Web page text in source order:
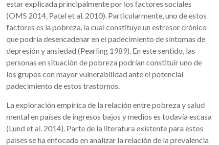
estar explicada principalmente por los factores sociales
(OMS 2014, Patel et al. 2010). Particularmente, uno de estos
factores es la pobreza, la cual constituye un estresor crónico
que podría desencadenar en el padecimiento de síntomas de
depresión y ansiedad (Pearling 1989). En este sentido, las
personas en situación de pobreza podrían constituir uno de
los grupos con mayor vulnerabilidad ante el potencial
padecimiento de estos trastornos.
La exploración empírica de la relación entre pobreza y salud
mental en países de ingresos bajos y medios es todavía escasa
(Lund et al. 2014). Parte de la literatura existente para estos
países se ha enfocado en analizar la relación de la prevalencia